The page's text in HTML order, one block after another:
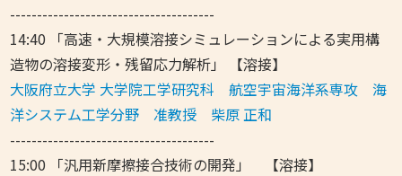
--------------------------------------
14:40 「高速・大規模溶接シミュレーションによる実用構
造物の溶接変形・残留応力解析」 【溶接】
大阪府立大学 大学院工学研究科 航空宇宙海洋系専攻 海
洋システム工学分野 准教授 柴原 正和
--------------------------------------
15:00 「汎用新摩擦接合技術の開発」 【溶接】